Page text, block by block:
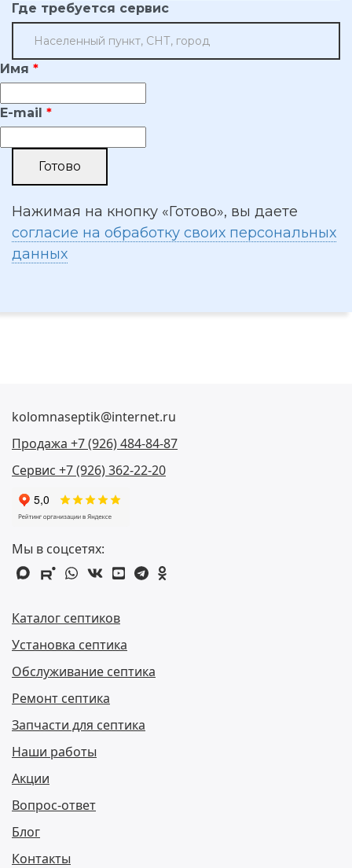
Где требуется сервис
Имя
E-mail
Нажимая на кнопку «Готово», вы даете
согласие на обработку своих персональных
данных
kolomnaseptik@internet.ru
Продажа +7 (926) 484-84-87
Сервис +7 (926) 362-22-20
Мы в соцсетях:
max rutubewhatsapp
vk youtube
telegramodnoklassniki
Каталог септиков
Установка септика
Обслуживание септика
Ремонт септика
Запчасти для септика
Наши работы
Акции
Вопрос-ответ
Блог
Контакты